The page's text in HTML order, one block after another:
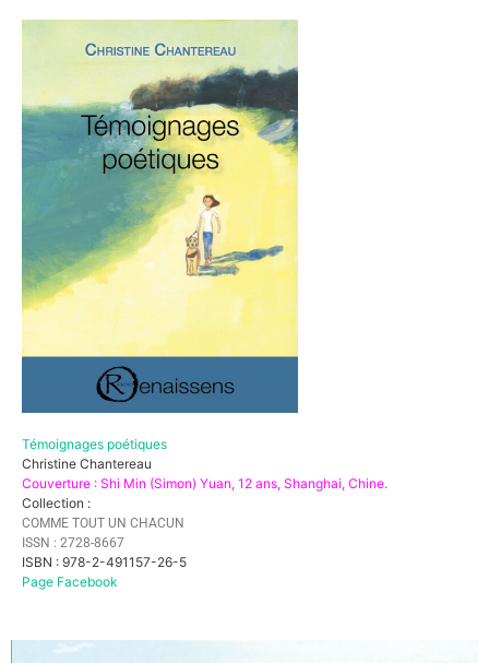
Témoignages poétiques
Christine Chantereau
Couverture : Shi Min (Simon) Yuan, 12 ans, Shanghai, Chine.
Collection :
COMME TOUT UN CHACUN
ISSN : 2728-8667
ISBN : 978-2-491157-26-5
Page Facebook